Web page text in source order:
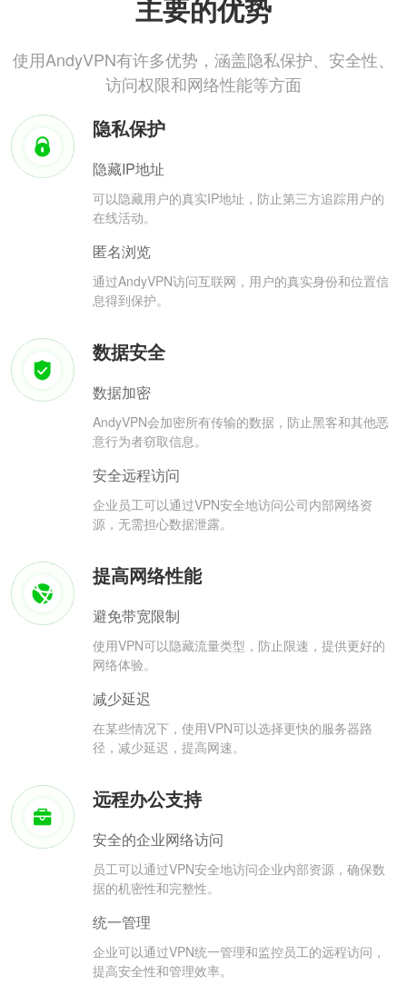
主要的优势
使用AndyVPN有许多优势，涵盖隐私保护、安全性、
访问权限和网络性能等方面
隐私保护
隐藏IP地址
可以隐藏用户的真实IP地址，防止第三方追踪用户的
在线活动。
匿名浏览
通过AndyVPN访问互联网，用户的真实身份和位置信
息得到保护。
数据安全
数据加密
AndyVPN会加密所有传输的数据，防止黑客和其他恶
意行为者窃取信息。
安全远程访问
企业员工可以通过VPN安全地访问公司内部网络资
源，无需担心数据泄露。
提高网络性能
避免带宽限制
使用VPN可以隐藏流量类型，防止限速，提供更好的
网络体验。
减少延迟
在某些情况下，使用VPN可以选择更快的服务器路
径，减少延迟，提高网速。
远程办公支持
安全的企业网络访问
员工可以通过VPN安全地访问企业内部资源，确保数
据的机密性和完整性。
统一管理
企业可以通过VPN统一管理和监控员工的远程访问，
提高安全性和管理效率。